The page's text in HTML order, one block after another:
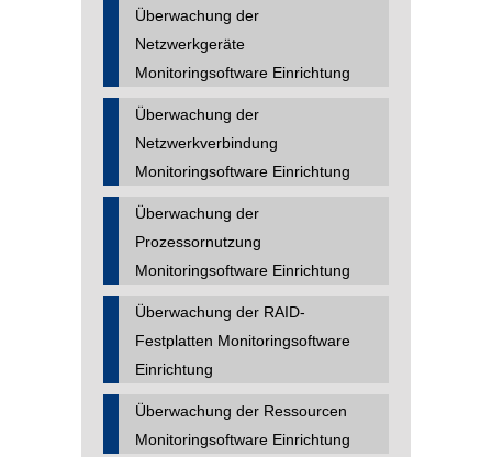
Überwachung der
Netzwerkgeräte
Monitoringsoftware Einrichtung
Überwachung der
Netzwerkverbindung
Monitoringsoftware Einrichtung
Überwachung der
Prozessornutzung
Monitoringsoftware Einrichtung
Überwachung der RAID-
Festplatten Monitoringsoftware
Einrichtung
Überwachung der Ressourcen
Monitoringsoftware Einrichtung